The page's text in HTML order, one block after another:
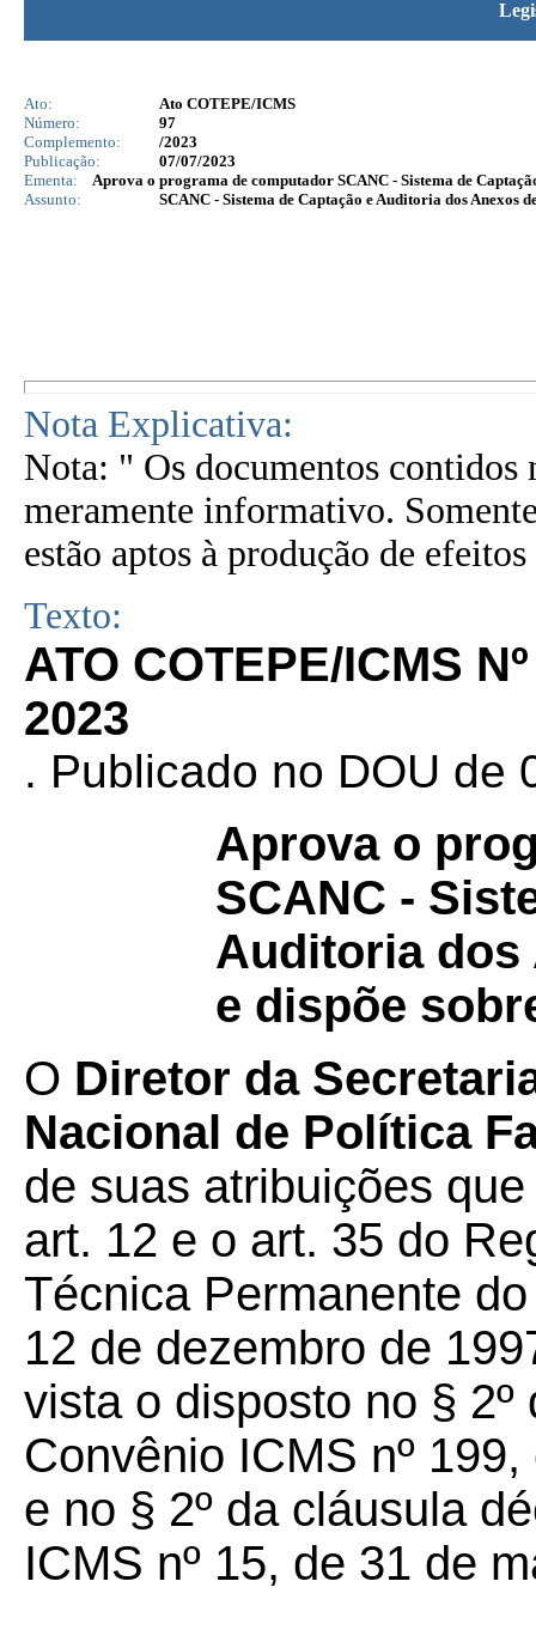
Ato:
Ato COTEPE/ICMS
Número:
97
Complemento:
/2023
Publicação:
07/07/2023
Ementa:
Aprova o programa de computador SCANC - Sistema de
Assunto:
SCANC - Sistema de Captação e Auditoria dos Anexos
Nota Explicativa:
Nota: " Os documentos contidos
meramente informativo.
estão aptos à produção de
Texto:
ATO COTEPE/ICMS
2023
. Publicado no DOU de
Aprova o
SCANC -
Auditoria dos
e dispõe
O Diretor da
Nacional de Política
de suas atribuições
art. 12 e o art. 35 do
Técnica Permanente
12 de dezembro de
vista o disposto no §
Convênio ICMS nº
e no § 2º da cláusula
ICMS nº 15, de 31 de